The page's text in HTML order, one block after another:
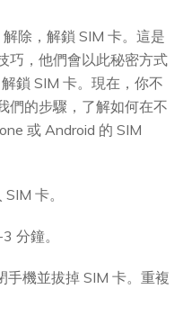
除，解鎖 SIM 卡。這是
巧，他們會以此秘密方式
鎖 SIM 卡。現在，你不
們的步驟，了解如何在不
或 Android 的 SIM
卡。
分鐘。
手機並拔掉 SIM 卡。重複